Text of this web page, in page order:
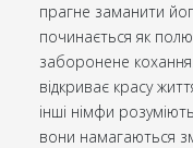
прагне заманити
починається як
заборонене
відкриває красу
інші німфи
вони намагаються